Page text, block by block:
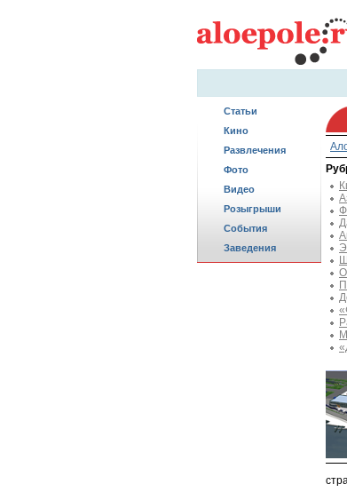
Статьи
Кино
Развлечения
Фото
Видео
Розыгрыши
События
Заведения